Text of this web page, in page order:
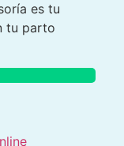
es tu
tu parto